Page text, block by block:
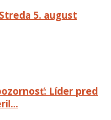
5. august
Líder pred